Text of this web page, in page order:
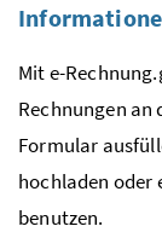
Mite-
Rechnungen an
Formular
hochladen oder
benutzen.